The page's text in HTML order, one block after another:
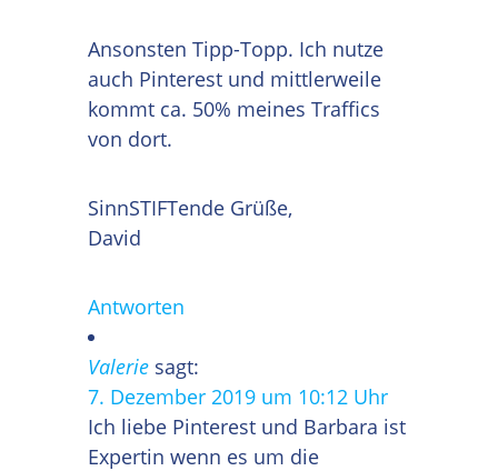
Ansonsten Tipp-Topp. Ich nutze
auch Pinterest und mittlerweile
kommt ca. 50% meines Traffics
von dort.
SinnSTIFTende Grüße,
David
Antworten
Valerie sagt:
7. Dezember 2019 um 10:12 Uhr
Ich liebe Pinterest und Barbara ist
Expertin wenn es um die